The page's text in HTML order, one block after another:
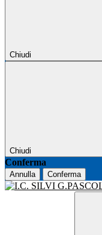
Chiudi
Chiudi
Conferma
Annulla Conferma